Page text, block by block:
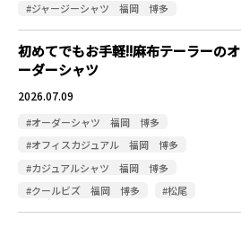
#ジャージーシャツ 福岡 博多
初めてでもお手軽!!麻布テーラーのオ
ーダーシャツ
2026.07.09
#オーダーシャツ 福岡 博多
#オフィスカジュアル 福岡 博多
#カジュアルシャツ 福岡 博多
#クールビズ 福岡 博多
#松尾